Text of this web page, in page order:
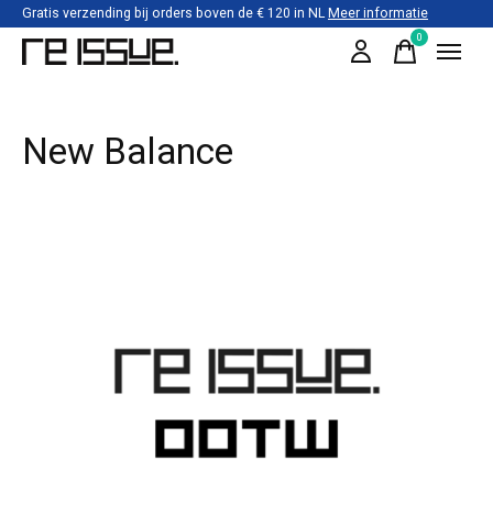
Gratis verzending bij orders boven de € 120 in NLMeer informatie
0items
New Balance